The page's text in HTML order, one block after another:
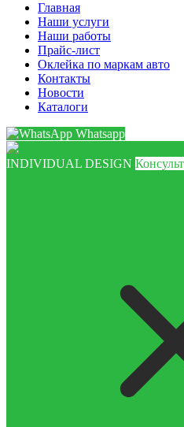
Главная
Наши услуги
Наши работы
Прайс-лист
Оклейка по маркам авто
Контакты
Новости
Каталоги
Whatsapp
INDIVIDUAL DESIGN